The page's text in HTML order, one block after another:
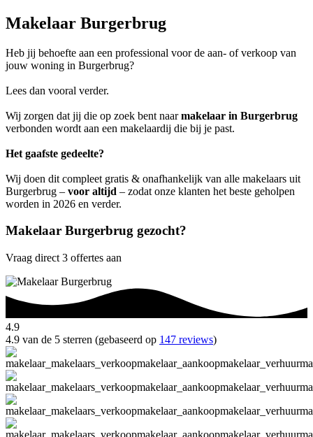
Makelaar Burgerbrug
Heb jij behoefte aan een professional voor de aan- of verkoop van
jouw woning in Burgerbrug?
Lees dan vooral verder.
Wij zorgen dat jij die op zoek bent naarmakelaar in Burgerbrug
verbonden wordt aan een makelaardij die bij je past.
Het gaafste gedeelte?
Wij doen dit compleet gratis & onafhankelijk van alle makelaars uit
Burgerbrug – voor altijd – zodat onze klanten het beste geholpen
worden in 2026 en verder.
Makelaar Burgerbrug gezocht?
Vraag direct 3 offertes aan
4.9
4.9 van de 5 sterren (gebaseerd op 147 reviews)